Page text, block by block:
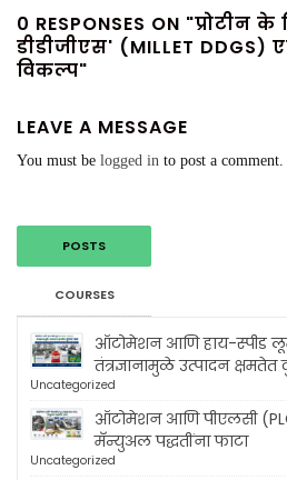
0 RESPONSES ON "प्रोटीन
डीडीजीएस' (MILLET
विकल्प"
LEAVE A MESSAGE
You must be logged in to post a comment.
POSTS
COURSES
ऑटोमेशन आणि हाय-स्पीड
तंत्रज्ञानामुळे उत्पादन क्षमतेत
Uncategorized
ऑटोमेशन आणि पीएलसी
मॅन्युअल पद्धतींना फाटा
Uncategorized